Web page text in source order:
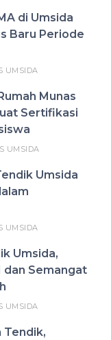
di Umsida
Baru Periode
UMSIDA
Munas
Sertifikasi
UMSIDA
Umsida
UMSIDA
Umsida,
dan Semangat
UMSIDA
Tendik,